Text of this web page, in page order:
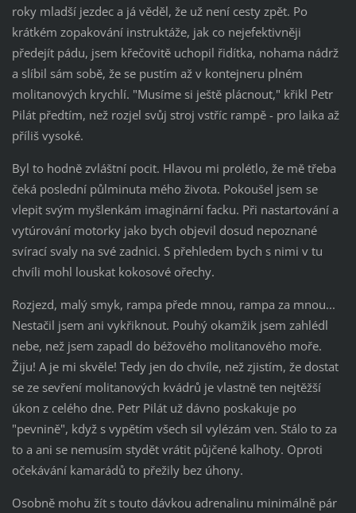
roky mladší jezdec a já věděl, že už není cesty zpět. Po
krátkém zopakování instruktáže, jak co nejefektivněji
předejít pádu, jsem křečovitě uchopil řidítka, nohama nádrž
a slíbil sám sobě, že se pustím až v kontejneru plném
molitanových krychlí. "Musíme si ještě plácnout," křikl Petr
Pilát předtím, než rozjel svůj stroj vstříc rampě - pro laika až
příliš vysoké.
Byl to hodně zvláštní pocit. Hlavou mi prolétlo, že mě třeba
čeká poslední půlminuta mého života. Pokoušel jsem se
vlepit svým myšlenkám imaginární facku. Při nastartování a
vytúrování motorky jako bych objevil dosud nepoznané
svírací svaly na své zadnici. S přehledem bych s nimi v tu
chvíli mohl louskat kokosové ořechy.
Rozjezd, malý smyk, rampa přede mnou, rampa za mnou...
Nestačil jsem ani vykřiknout. Pouhý okamžik jsem zahlédl
nebe, než jsem zapadl do béžového molitanového moře.
Žiju! A je mi skvěle! Tedy jen do chvíle, než zjistím, že dostat
se ze sevření molitanových kvádrů je vlastně ten nejtěžší
úkon z celého dne. Petr Pilát už dávno poskakuje po
"pevnině", když s vypětím všech sil vylézám ven. Stálo to za
to a ani se nemusím stydět vrátit půjčené kalhoty. Oproti
očekávání kamarádů to přežily bez úhony.
Osobně mohu žít s touto dávkou adrenalinu minimálně pár